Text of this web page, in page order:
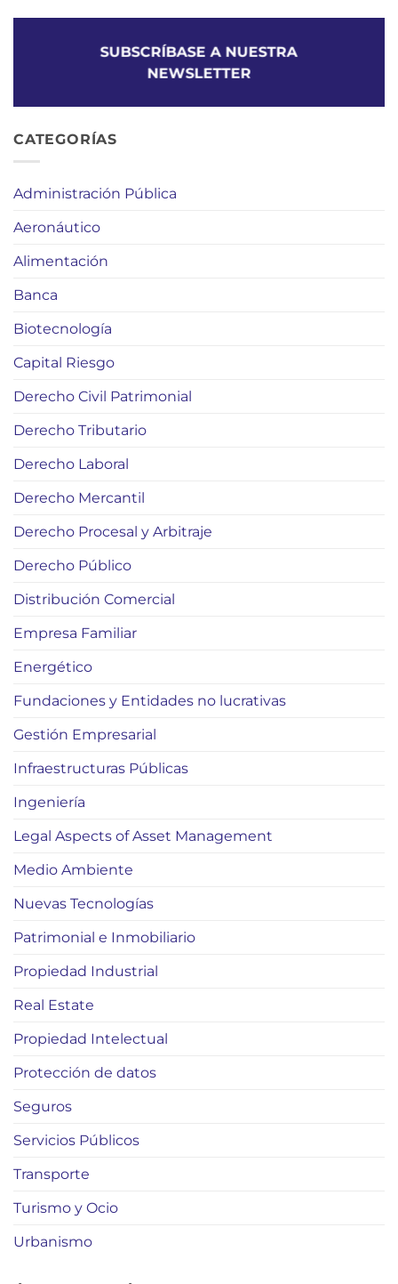
SUBSCRÍBASE A NUESTRA
NEWSLETTER
CATEGORÍAS
Administración Pública
Aeronáutico
Alimentación
Banca
Biotecnología
Capital Riesgo
Derecho Civil Patrimonial
Derecho Tributario
Derecho Laboral
Derecho Mercantil
Derecho Procesal y Arbitraje
Derecho Público
Distribución Comercial
Empresa Familiar
Energético
Fundaciones y Entidades no lucrativas
Gestión Empresarial
Infraestructuras Públicas
Ingeniería
Legal Aspects of Asset Management
Medio Ambiente
Nuevas Tecnologías
Patrimonial e Inmobiliario
Propiedad Industrial
Real Estate
Propiedad Intelectual
Protección de datos
Seguros
Servicios Públicos
Transporte
Turismo y Ocio
Urbanismo